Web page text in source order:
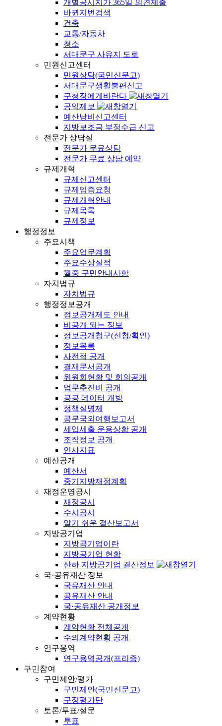
개별공시지가 365일 의견제출
바뀐지번검색
건축
교통/자동차
청소
서대문구 사유지 도로
민원신고센터
민원상담(국민신문고)
서대문구생활불편신고
구청장에게바란다
공익제보
예산낭비신고센터
지방보조금 부정수급 신고
전문가 상담실
전문가 무료상담
전문가 무료 상담 예약
규제개혁
규제신고센터
규제입증요청
규제개혁안내
규제목록
규제정보
행정정보
주요시책
주요업무계획
주요수상실적
월중 구민안내사항
자치법규
자치법규
행정정보공개
정보공개제도 안내
비공개 되는 정보
정보공개청구(신청/확인)
정보목록
사전적 공개
결재문서공개
위원회현황 및 회의공개
업무추진비 공개
공공 데이터 개방
정책실명제
공무국외여행보고서
세입세출 운용상황 공개
조직정보 공개
인사지표
예산공개
예산서
중기지방재정계획
재정운영공시
재정공시
수시공시
알기 쉬운 결산보고서
지방공기업
지방공기업이란
지방공기업 현황
산하 지방공기업 결산정보
국·공유재산 정보
국유재산 안내
공유재산 안내
국·공유재산 공개정보
계약현황
계약현황 전체공개
수의계약현황 공개
연구용역
연구용역공개(프리즘)
구민참여
구민제안/평가
구민제안(국민신문고)
구정평가단
토론/투표/설문
투표